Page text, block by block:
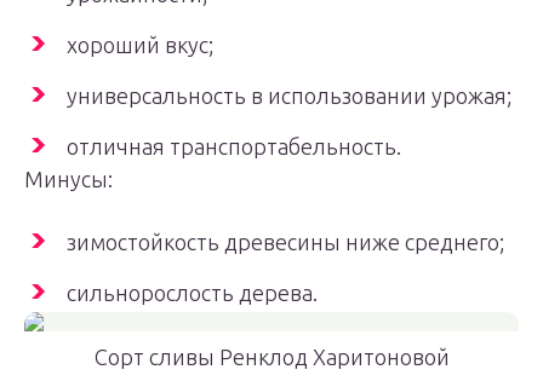
хороший вкус;
универсальность в использовании урожая;
отличная транспортабельность.
Минусы:
зимостойкость древесины ниже среднего;
сильнорослость дерева.
Сорт сливы Ренклод Харитоновой